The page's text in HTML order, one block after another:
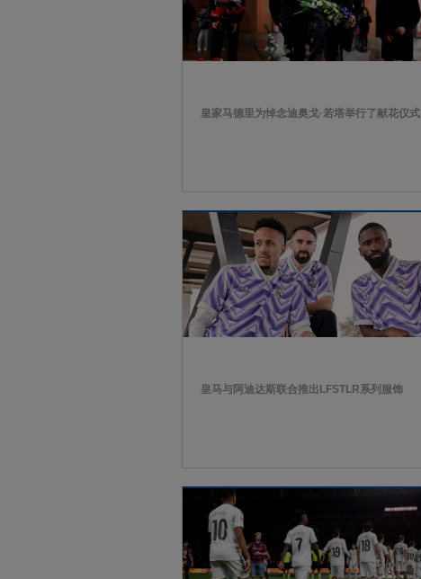
皇家马德里为悼念迪奥戈·若塔举行了献花仪式
皇马与阿迪达斯联合推出LFSTLR系列服饰